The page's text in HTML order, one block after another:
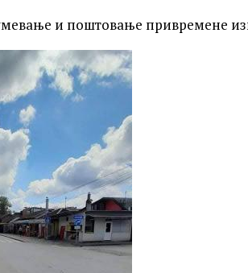
и поштовање привремене